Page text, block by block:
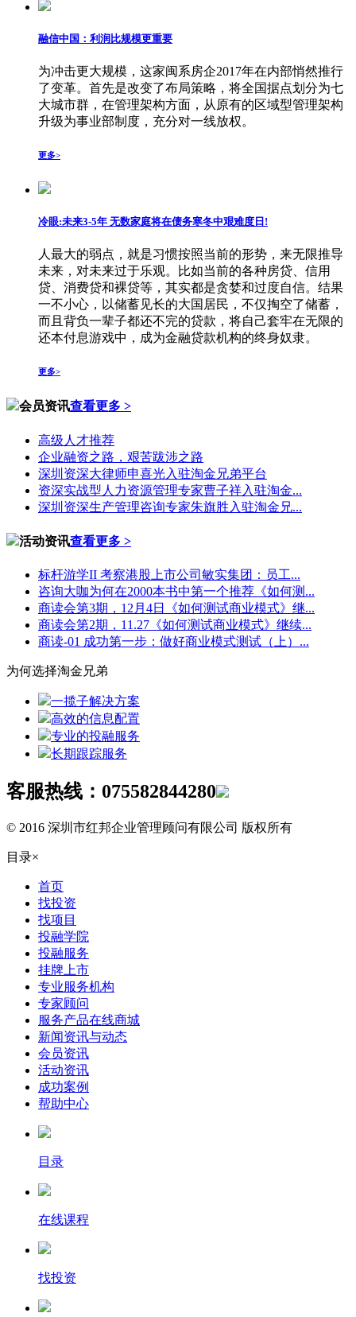
融信中国：利润比规模更重要
为冲击更大规模，这家闽系房企2017年在内部悄然推行
了变革。首先是改变了布局策略，将全国据点划分为七
大城市群，在管理架构方面，从原有的区域型管理架构
升级为事业部制度，充分对一线放权。
更多>
冷眼:未来3-5年 无数家庭将在债务寒冬中艰难度日!
人最大的弱点，就是习惯按照当前的形势，来无限推导
未来，对未来过于乐观。比如当前的各种房贷、信用
贷、消费贷和裸贷等，其实都是贪婪和过度自信。结果
一不小心，以储蓄见长的大国居民，不仅掏空了储蓄，
而且背负一辈子都还不完的贷款，将自己套牢在无限的
还本付息游戏中，成为金融贷款机构的终身奴隶。
更多>
会员资讯查看更多 >
高级人才推荐
企业融资之路，艰苦跋涉之路
深圳资深大律师申喜光入驻淘金兄弟平台
资深实战型人力资源管理专家曹子祥入驻淘金...
深圳资深生产管理咨询专家朱旗胜入驻淘金兄...
活动资讯查看更多 >
标杆游学II 考察港股上市公司敏实集团：员工...
咨询大咖为何在2000本书中第一个推荐《如何测...
商读会第3期，12月4日《如何测试商业模式》继...
商读会第2期，11.27《如何测试商业模式》继续...
商读-01 成功第一步：做好商业模式测试（上）...
为何选择淘金兄弟
一揽子解决方案
高效的信息配置
专业的投融服务
长期跟踪服务
客服热线： 075582844280
© 2016 深圳市红邦企业管理顾问有限公司 版权所有
目录×
首页
找投资
找项目
投融学院
投融服务
挂牌上市
专业服务机构
专家顾问
服务产品在线商城
新闻资讯与动态
会员资讯
活动资讯
成功案例
帮助中心
目录
在线课程
找投资